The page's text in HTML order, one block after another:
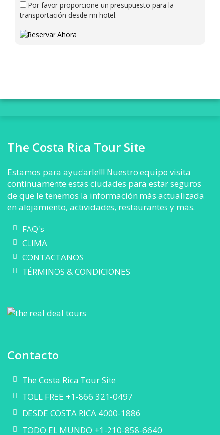
Por favor proporcione un presupuesto para la
transportación desde mi hotel.
The Costa Rica Tour Site
Estamos para ayudarle!!! Nuestro equipo visita
continuamente estas ciudades para estar seguros
de que le tenemos la información más actualizada
en alojamiento, actividades, restaurantes y más.
FAQ's
CLIMA
CONTACTANOS
TÉRMINOS & CONDICIONES
Contacto
The Costa Rica Tour Site
TOLL FREE +1-866 321-0497
DESDE COSTA RICA 4000-1886
TODO EL MUNDO +1-210-858-6640